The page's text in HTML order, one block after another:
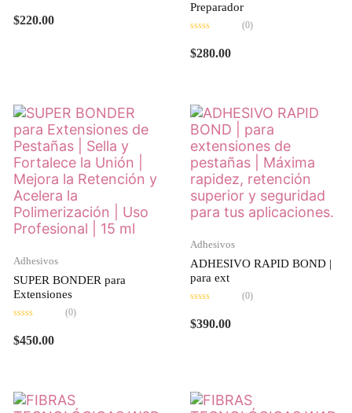
en
0
$220.00
Preparador
en
0
(0)
$280.00
Adhesivos
SUPER BONDER para
Extensiones
en
0
(0)
$450.00
Adhesivos
ADHESIVO RAPID BOND |
para ext
en
0
(0)
$390.00